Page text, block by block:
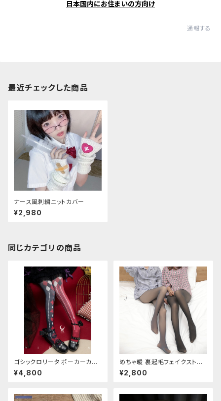
日本国内にお住まいの方向け
通報する
最近チェックした商品
ナース風刺繍ニットカバー
¥2,980
同じカテゴリの商品
ゴシックロリータ ポーカーカー
ド柄 プリントタイツ
¥4,800
めちゃ暖 裏起毛フェイクストッ
キング
¥2,800